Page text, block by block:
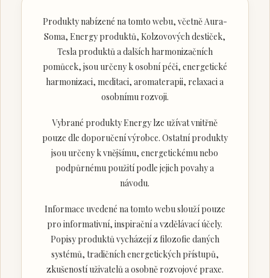
Produkty nabízené na tomto webu, včetně Aura-
Soma, Energy produktů, Kolzovových destiček,
Tesla produktů a dalších harmonizačních
pomůcek, jsou určeny k osobní péči, energetické
harmonizaci, meditaci, aromaterapii, relaxaci a
osobnímu rozvoji.
Vybrané produkty Energy lze užívat vnitřně
pouze dle doporučení výrobce. Ostatní produkty
jsou určeny k vnějšímu, energetickému nebo
podpůrnému použití podle jejich povahy a
návodu.
Informace uvedené na tomto webu slouží pouze
pro informativní, inspirační a vzdělávací účely.
Popisy produktů vycházejí z filozofie daných
systémů, tradičních energetických přístupů,
zkušeností uživatelů a osobně rozvojové praxe.